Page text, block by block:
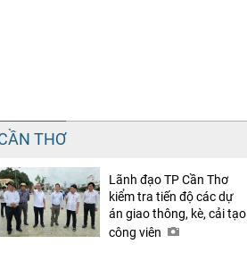
Chia sẻ
THƠ
Lãnh đạo TP Cần Thơ
kiểm tra tiến độ các dự
án giao thông, kè, cải tạo
công viên